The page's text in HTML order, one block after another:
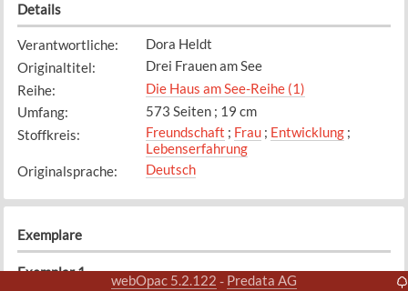
Details
Verantwortliche:
Dora Heldt
Originaltitel:
Drei Frauen am See
Reihe:
Die Haus am See-Reihe (1)
Umfang:
573 Seiten ; 19 cm
Stoffkreis: Freundschaft ; Frau; Entwicklung;
Lebenserfahrung
Originalsprache: Deutsch
Exemplare
Exemplar1 webOpac 5.2.122 - Predata AG